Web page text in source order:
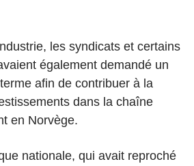
les syndicats et certains
également demandé un
afin de contribuer à la
dans la chaîne
en Norvège.
nationale, qui avait reproché